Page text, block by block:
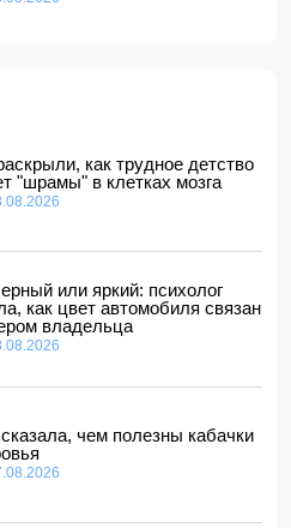
в море 16-летнего юноши
Ивановку в Харьковской
на 9 августа
Алиеву
для повторения
как трудное детство
"шрамы" в клетках мозга
или яркий: психолог
как цвет автомобиля связан
владельца
чем полезны кабачки